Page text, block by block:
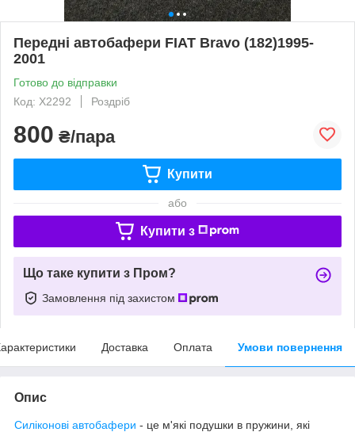
Передні автобафери FIAT Bravo (182)1995-
2001
Готово до відправки
Код: X2292
Роздріб
800 ₴/пара
Купити
або
Купити з
Що таке купити з Пром?
Замовлення під захистом
Доставка Оплата Умови повернення
Опис
Силіконові автобафери - це м'які подушки в пружини, які